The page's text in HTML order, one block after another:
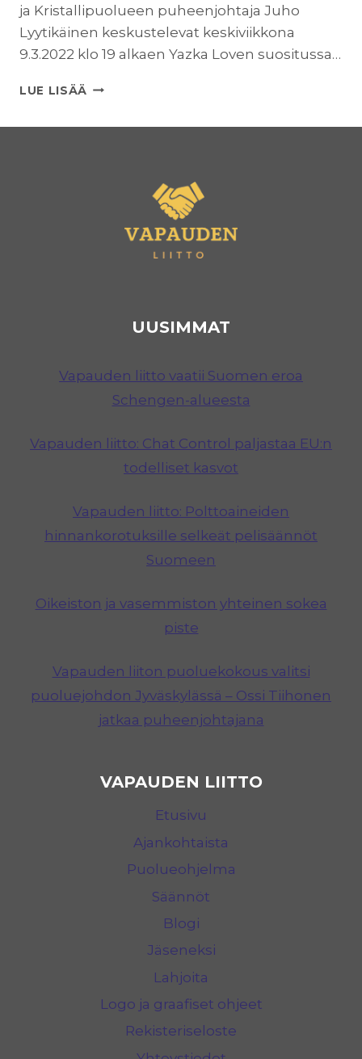
ja Kristallipuolueen puheenjohtaja Juho
Lyytikäinen keskustelevat keskiviikkona
9.3.2022 klo 19 alkaen Yazka Loven suositussa…
LUE LISÄÄ KESKUSTELUA
LYYTIKÄINEN
MERIROSVORADIOSSA
UUSIMMAT
Vapauden liitto vaatii Suomen eroa
Schengen-alueesta
Vapauden liitto: Chat Control paljastaa EU:n
todelliset kasvot
Vapauden liitto: Polttoaineiden
hinnankorotuksille selkeät pelisäännöt
Suomeen
Oikeiston ja vasemmiston yhteinen sokea
piste
Vapauden liiton puoluekokous valitsi
puoluejohdon Jyväskylässä – Ossi Tiihonen
jatkaa puheenjohtajana
VAPAUDEN LIITTO
Etusivu
Ajankohtaista
Puolueohjelma
Säännöt
Blogi
Jäseneksi
Lahjoita
Logo ja graafiset ohjeet
Rekisteriseloste